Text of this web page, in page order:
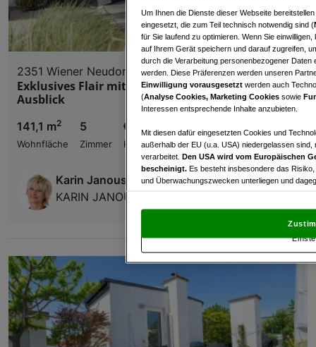
2351 Wiener Neudorf
Exklusives Flair mit spektakulären Terrassen und
Ausblick
141,1 m2
Wohnfläche
5
Zimmer
€ 620.000,00
Kaufpreis
Karin Janousek
KARIN JANOUSEK IMMOBILIEN
Um Ihnen die Dienste dieser Webseite
eingesetzt, die zum Teil technisch notwendig sind (
für Sie laufend zu optimieren. Wenn Sie
auf Ihrem Gerät speichern und darauf zugreifen,
durch die Verarbeitung personenbezogener
werden. Diese Präferenzen werden unseren
Einwilligung vorausgesetzt werden auch
(Analyse Cookies, Marketing Cookies sowie
Interessen entsprechende Inhalte anzubieten.
Mit diesen dafür eingesetzten Cookies und
außerhalb der EU (u.a. USA) niedergelassen
verarbeitet. Den USA wird vom Europäischen
bescheinigt. Es besteht insbesondere das
und Überwachungszwecken unterliegen und
und Widerspruch gegen die Verarbeitung auf der
„Cookie Einstellungen“, die sich auf jeder Seite
Wir und unsere Partner
Verwendung genauer Standortdaten.
Zugriff auf Informationen auf einem Endgerät.
und der Performance von Inhalten,
Liste der Partner (Lieferanten)